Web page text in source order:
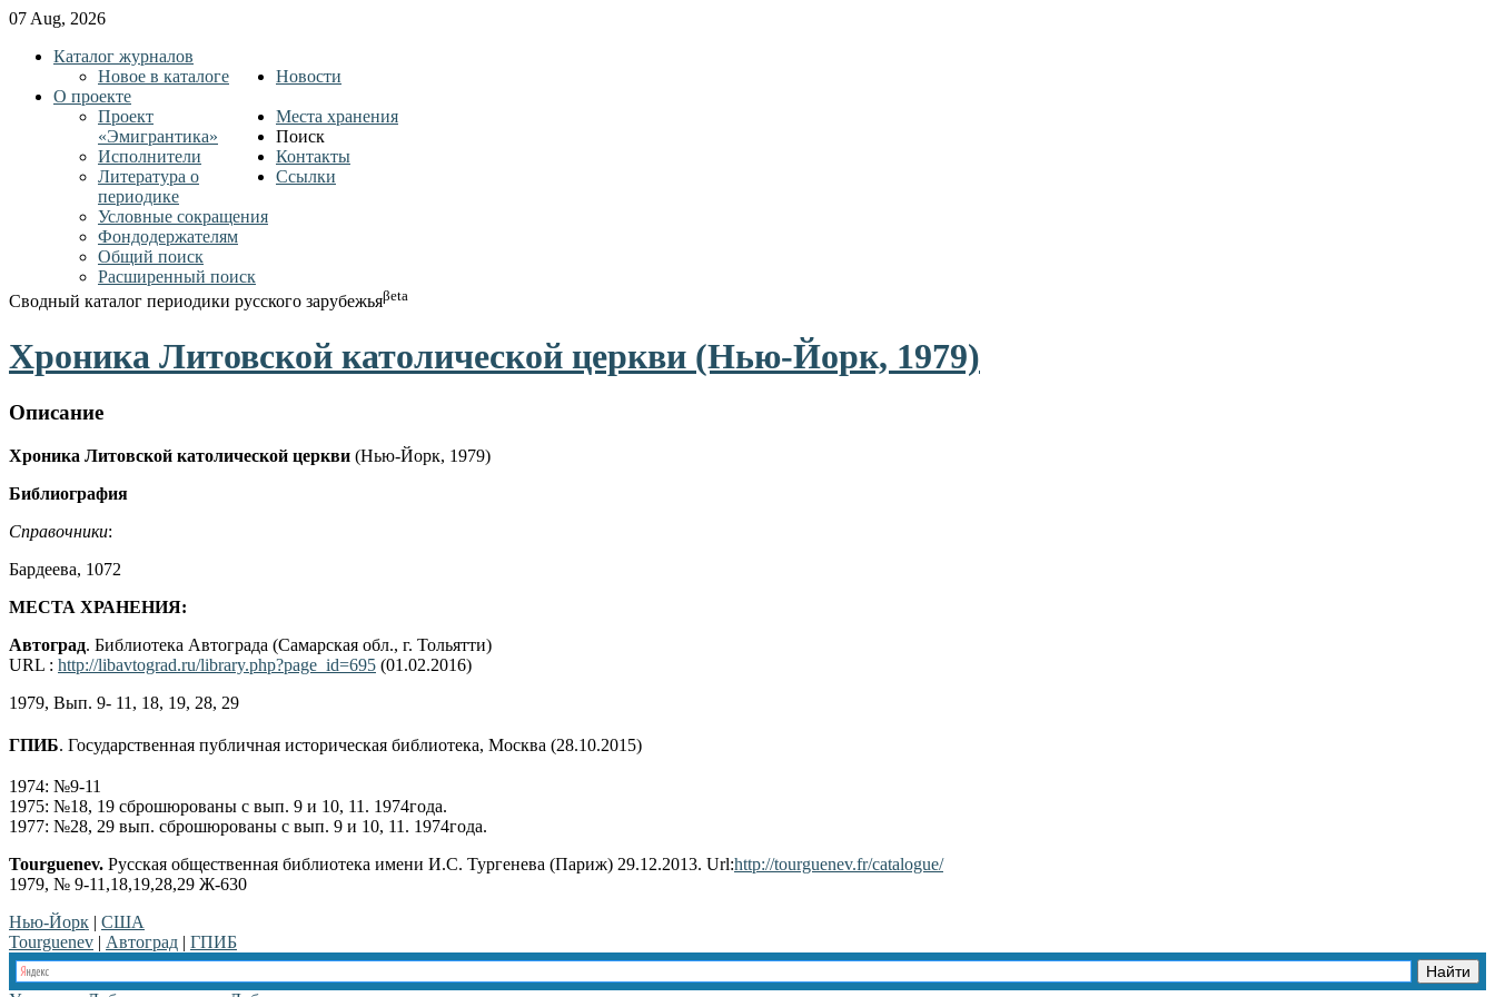
07 Aug, 2026
Каталог журналов
Новое в каталоге
Новости
О проекте
Проект
«Эмигрантика»
Исполнители
Литература о
периодике
Условные сокращения
Фондодержателям
Места хранения
Поиск
Общий поиск
Расширенный поиск
Контакты
Ссылки
Сводный каталог периодики русского зарубежьяβeta
Хроника Литовской католической церкви (Нью-Йорк, 1979)
Описание
Хроника Литовской католической церкви (Нью-Йорк, 1979)
Библиография
Справочники:
Бардеева, 1072
МЕСТА ХРАНЕНИЯ:
Автоград. Библиотека Автограда (Самарская обл., г. Тольятти)
URL : http://libavtograd.ru/library.php?page_id=695 (01.02.2016)
1979, Вып. 9- 11, 18, 19, 28, 29
ГПИБ. Государственная публичная историческая библиотека, Москва (28.10.2015)
1974: №9-11
1975: №18, 19 сброшюрованы с вып. 9 и 10, 11. 1974года.
1977: №28, 29 вып. сброшюрованы с вып. 9 и 10, 11. 1974года.
Tourguenev. Русская общественная библиотека имени И.С. Тургенева (Париж) 29.12.2013. Url:http://tourguenev.fr/catalogue/
1979, № 9-11,18,19,28,29 Ж-630
Нью-Йорк | США
Tourguenev | Автоград | ГПИБ